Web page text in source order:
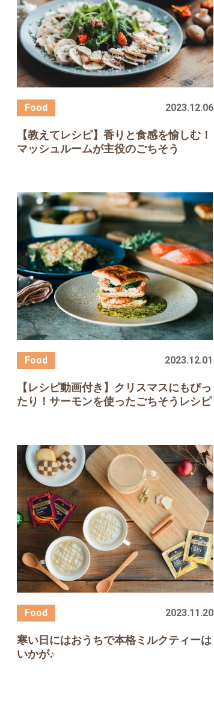
【教えてレシピ】香りと食感を愉しむ！
マッシュルームが主役のごちそう
2023.12.06
【レシピ動画付き】クリスマスにもぴっ
たり！サーモンを使ったごちそうレシピ
2023.12.01
寒い日にはおうちで本格ミルクティーは
いかが♪
2023.11.20